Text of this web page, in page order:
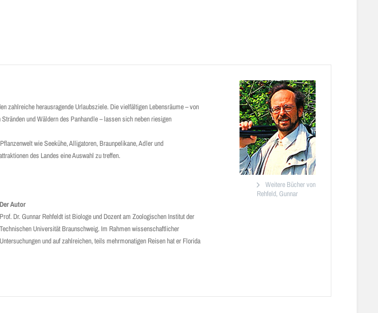
zahlreiche herausragende Urlaubsziele. Die vielfältigen Lebensräume – von
und Wäldern des Panhandle – lassen sich neben riesigen
wie Seekühe, Alligatoren, Braunpelikane, Adler und
des Landes eine Auswahl zu treffen.
Der Autor
Prof. Dr. Gunnar Rehfeldt ist Biologe und Dozent am Zoologischen Institut der
Technischen Universität Braunschweig. Im Rahmen wissenschaftlicher
Untersuchungen und auf zahlreichen, teils mehrmonatigen Reisen hat er Florida
Weitere Bücher von
Rehfeld, Gunnar